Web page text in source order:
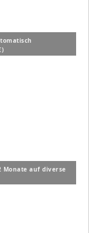
Monate auf diverse